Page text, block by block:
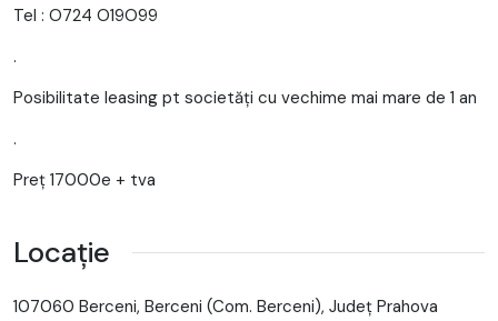
Tel : O724 O19O99
.
Posibilitate leasing pt societăți cu vechime mai mare de 1 an
.
Preț 17000e + tva
Locație
107060 Berceni, Berceni (Com. Berceni), Județ Prahova